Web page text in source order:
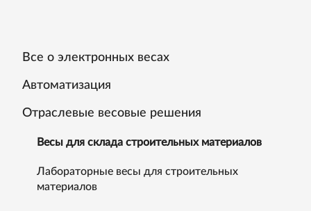
Все о электронных весах
Автоматизация
Отраслевые весовые решения
Весы для склада строительных материалов
Лабораторные весы для строительных
материалов